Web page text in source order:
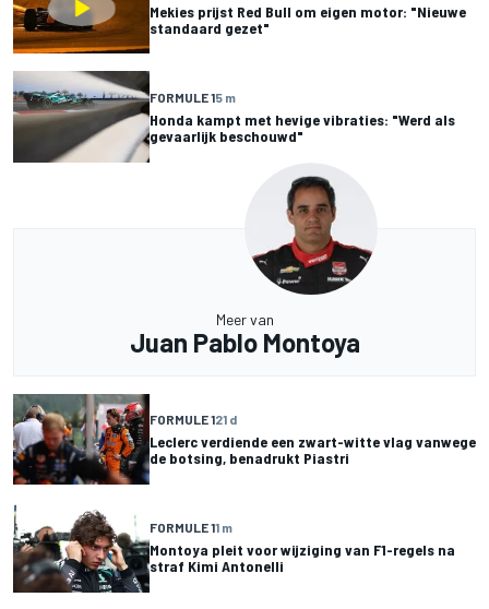
Mekies prijst Red Bull om eigen motor: "Nieuwe
standaard gezet"
FORMULE 15 m
Honda kampt met hevige vibraties: "Werd als
gevaarlijk beschouwd"
Meer van
Juan Pablo Montoya
FORMULE 121 d
Leclerc verdiende een zwart-witte vlag vanwege
de botsing, benadrukt Piastri
FORMULE 11 m
Montoya pleit voor wijziging van F1-regels na
straf Kimi Antonelli